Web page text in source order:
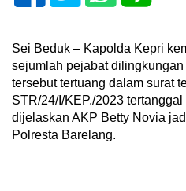
Sei Beduk – Kapolda Kepri
sejumlah pejabat
tersebut tertuang dalam surat
STR/24/I/KEP./2023
dijelaskan AKP Betty Novia
Polresta Barelang.